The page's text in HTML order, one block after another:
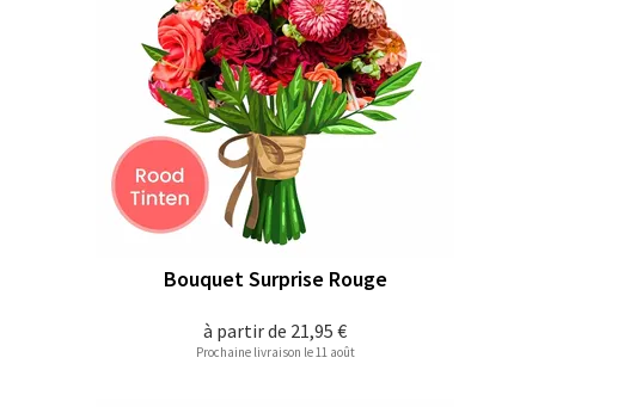
à partir de 21,95 €
Bouquet Surprise Rouge
Prochaine livraison le 11 août